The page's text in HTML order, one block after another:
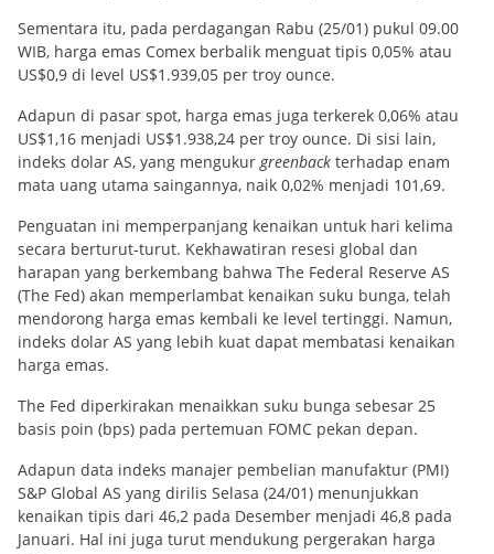
Sementara itu, pada perdagangan Rabu (25/01) pukul 09.00
WIB, harga emas Comex berbalik menguat tipis 0,05% atau
US$0,9 di level US$1.939,05 per troy ounce.
Adapun di pasar spot, harga emas juga terkerek 0,06% atau
US$1,16 menjadi US$1.938,24 per troy ounce. Di sisi lain,
indeks dolar AS, yang mengukurgreenback terhadap enam
mata uang utama saingannya, naik 0,02% menjadi 101,69.
Penguatan ini memperpanjang kenaikan untuk hari kelima
secara berturut-turut. Kekhawatiran resesi global dan
harapan yang berkembang bahwa The Federal Reserve AS
(The Fed) akan memperlambat kenaikan suku bunga, telah
mendorong harga emas kembali ke level tertinggi. Namun,
indeks dolar AS yang lebih kuat dapat membatasi kenaikan
harga emas.
The Fed diperkirakan menaikkan suku bunga sebesar 25
basis poin (bps) pada pertemuan FOMC pekan depan.
Adapun data indeks manajer pembelian manufaktur (PMI)
S&P Global AS yang dirilis Selasa (24/01) menunjukkan
kenaikan tipis dari 46,2 pada Desember menjadi 46,8 pada
Januari. Hal ini juga turut mendukung pergerakan harga